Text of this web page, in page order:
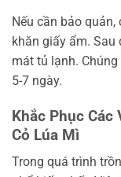
Nếu cần bảo
khăn giấy ẩm.
mát tủ lạnh.
5-7 ngày.
Khắc Phục Các
Cỏ Lúa Mì
Trong quá trình